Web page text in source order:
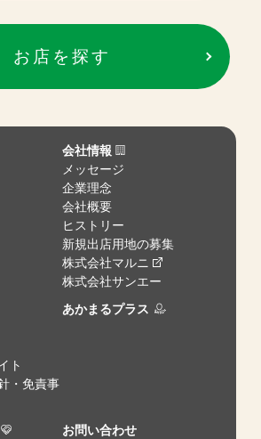
お店を探す
会社情報
メッセージ
企業理念
会社概要
ヒストリー
新規出店用地の募集
株式会社マルニ
株式会社サンエー
ト
・免責事
あかまるプラス
お問い合わせ